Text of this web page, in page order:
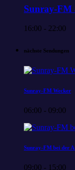
Sunray-FM
16:00 - 22:00
nächste Sendungen
Sunray-FM Wecker
06:00 - 09:00
Sunray-FM bei der
09:00 - 15:00